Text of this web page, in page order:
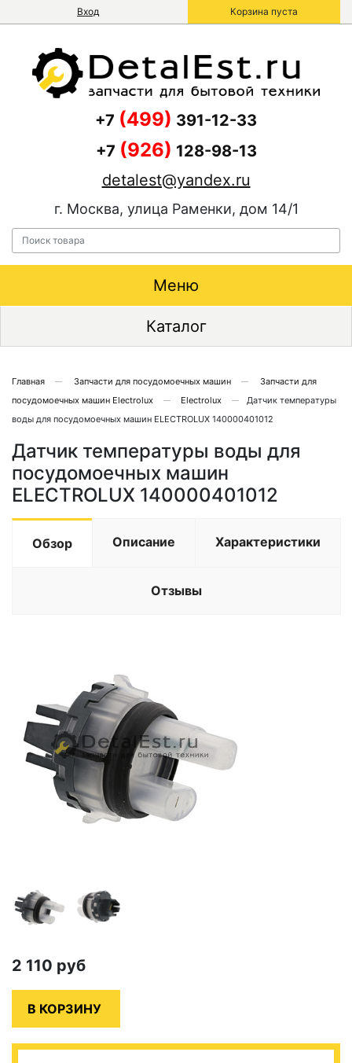
Вход Корзина пуста
+7 (499) 391-12-33
+7 (926) 128-98-13
detalest@yandex.ru
г. Москва, улица Раменки, дом 14/1
Меню
Каталог
Главная Запчасти для посудомоечных машин
Запчасти для
посудомоечных машин Electrolux
Electrolux
Датчик температуры
воды для посудомоечных машин ELECTROLUX 140000401012
Датчик температуры воды для
посудомоечных машин
ELECTROLUX 140000401012
Обзор Описание Характеристики
Отзывы
2 110 руб